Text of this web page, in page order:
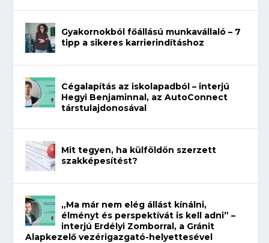
Gyakornokból főállású munkavállaló – 7
tipp a sikeres karrierindításhoz
Cégalapítás az iskolapadból – interjú
Hegyi Benjaminnal, az AutoConnect
társtulajdonosával
Mit tegyen, ha külföldön szerzett
szakképesítést?
„Ma már nem elég állást kínálni,
élményt és perspektívát is kell adni” –
interjú Erdélyi Zomborral, a Gránit
Alapkezelő vezérigazgató-helyettesével